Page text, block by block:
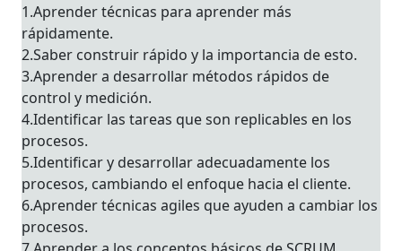
1.Aprender técnicas para aprender más
rápidamente.
2.Saber construir rápido y la importancia de esto.
3.Aprender a desarrollar métodos rápidos de
control y medición.
4.Identificar las tareas que son replicables en los
procesos.
5.Identificar y desarrollar adecuadamente los
procesos, cambiando el enfoque hacia el cliente.
6.Aprender técnicas agiles que ayuden a cambiar los
procesos.